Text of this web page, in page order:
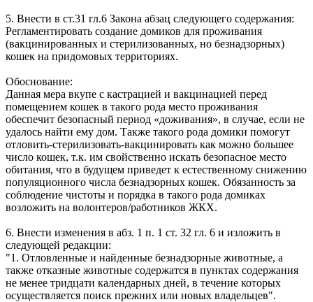
5. Внести в ст.31 гл.6 Закона абзац следующего содержания:
Регламентировать создание домиков для проживания
(вакцинированных и стерилизованных, но безнадзорных)
кошек на придомовых территориях.
Обоснование:
Данная мера вкупе с кастрацией и вакцинацией перед
помещением кошек в такого рода место проживания
обеспечит безопасный период «доживания», в случае, если не
удалось найти ему дом. Также такого рода домики помогут
отловить-стерилизовать-вакцинировать как можно большее
число кошек, т.к. им свойственно искать безопасное место
обитания, что в будущем приведет к естественному снижению
популяционного числа безнадзорных кошек. Обязанность за
соблюдение чистоты и порядка в такого рода домиках
возложить на волонтеров/работников ЖКХ.
6. Внести изменения в абз. 1 п. 1 ст. 32 гл. 6 и изложить в
следующей редакции:
"1. Отловленные и найденные безнадзорные животные, а
также отказные животные содержатся в пунктах содержания
не менее тридцати календарных дней, в течение которых
осуществляется поиск прежних или новых владельцев".